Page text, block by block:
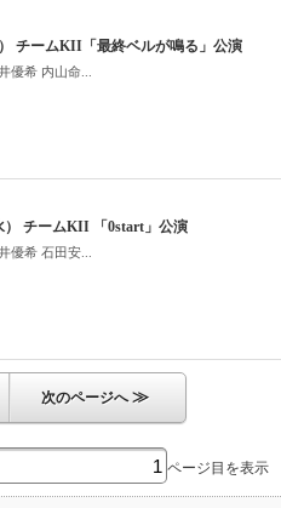
チームKII「最終ベルが鳴る」公演
優希 内山命...
） チームKII 「0start」公演
優希 石田安...
次のページへ≫
ページ目を表示